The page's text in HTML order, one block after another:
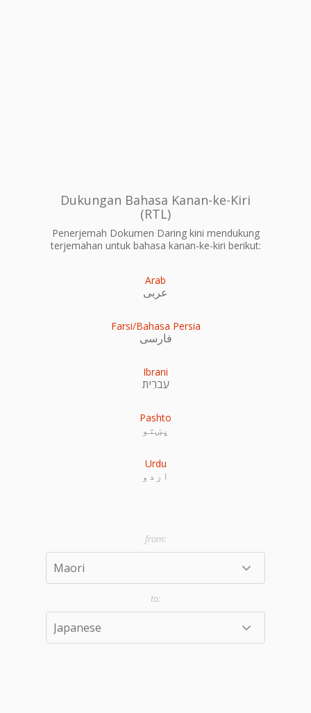
Dukungan Bahasa Kanan-ke-Kiri
(RTL)
Penerjemah Dokumen Daring kini mendukung
terjemahan untuk bahasa kanan-ke-kiri berikut:
Arab
عربى
Farsi/Bahasa Persia
فارسی
Ibrani
עִברִית
Pashto
پښتو
Urdu
اردو